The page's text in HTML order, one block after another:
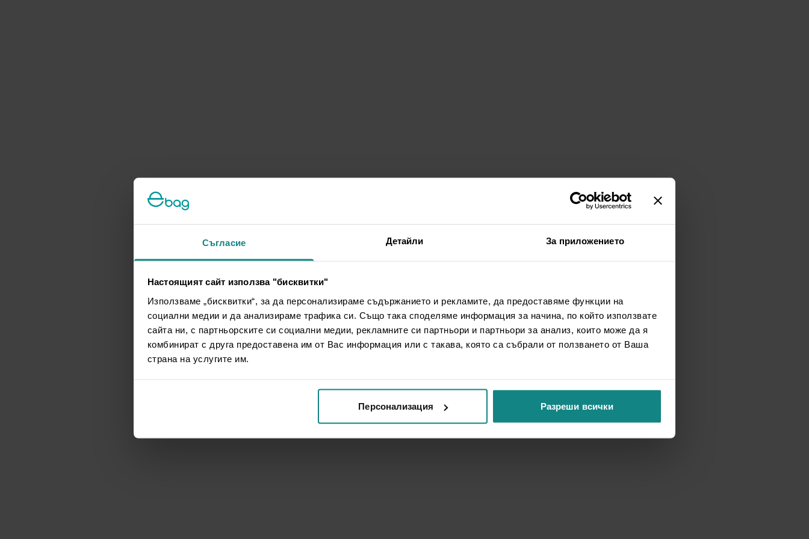
Съгласие Детайли За приложението
Настоящият сайт използва "бисквитки"
Използваме „бисквитки“, за да персонализираме съдържанието и рекламите, да предоставяме функции на
социални медии и да анализираме трафика си. Също така споделяме информация за начина, по който използвате
сайта ни, с партньорските си социални медии, рекламните си партньори и партньори за анализ, които може да я
комбинират с друга предоставена им от Вас информация или с такава, която са събрали от ползването от Ваша
страна на услугите им.
Персонализация Разреши всички